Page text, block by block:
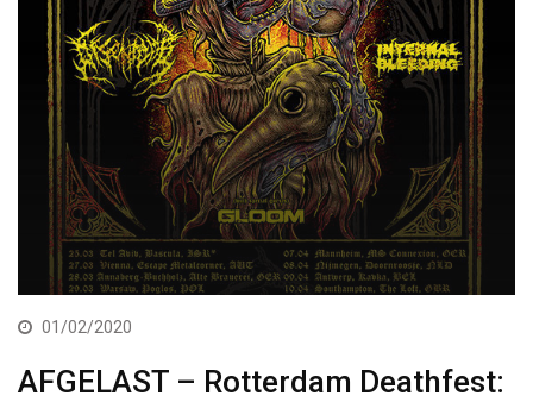
01/02/2020
AFGELAST – Rotterdam Deathfest: